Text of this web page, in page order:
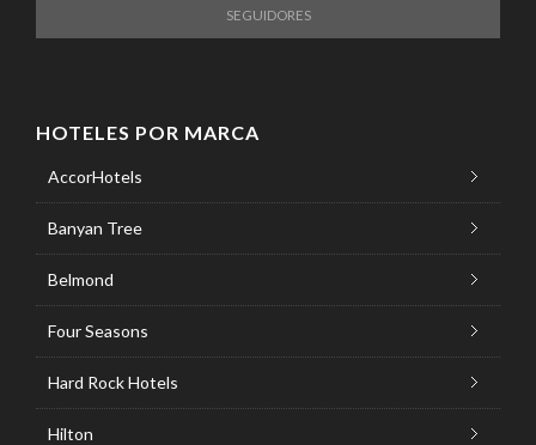
SEGUIDORES
HOTELES POR MARCA
AccorHotels
Banyan Tree
Belmond
Four Seasons
Hard Rock Hotels
Hilton